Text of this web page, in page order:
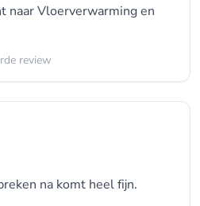
naar Vloerverwarming en
review
na komt heel fijn.